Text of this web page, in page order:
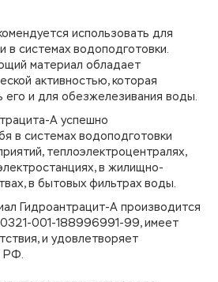
использовать для
в системах водоподготовки.
материал обладает
активностью, которая
его и для обезжелезивания воды.
А успешно
в системах водоподготовки
теплоэлектроцентралях,
в жилищно-
в бытовых фильтрах воды.
Гидроантрацит-А производится
001-188996991-99, имеет
и удовлетворяет
РФ.